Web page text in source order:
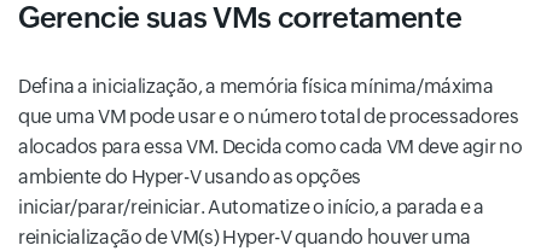
Gerencie suas VMs corretamente
Defina a inicialização, a memória física mínima/máxima
que uma VM pode usar e o número total de processadores
alocados para essa VM. Decida como cada VM deve agir no
ambiente do Hyper-V usando as opções
iniciar/parar/reiniciar. Automatize o início, a parada e a
reinicialização de VM(s) Hyper-V quando houver uma